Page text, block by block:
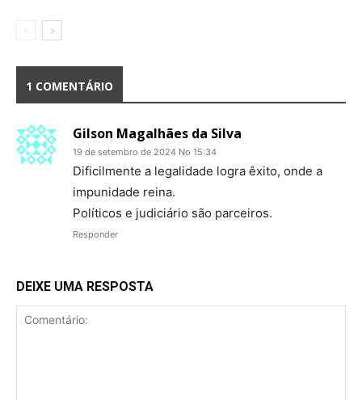
1 COMENTÁRIO
Gilson Magalhães da Silva
19 de setembro de 2024 No 15:34
Dificilmente a legalidade logra êxito, onde a
impunidade reina.
Políticos e judiciário são parceiros.
Responder
DEIXE UMA RESPOSTA